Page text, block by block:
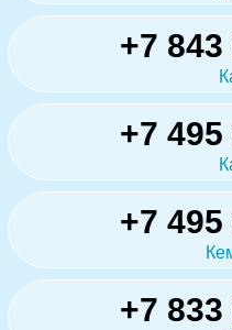
+7
+7
+7
+7